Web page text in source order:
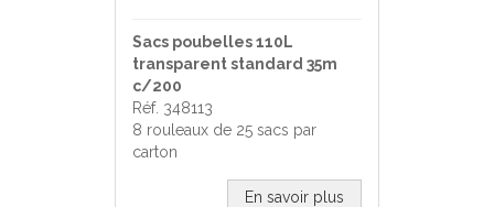
Sacs poubelles 110L
transparent standard 35m
c/200
Réf. 348113
8 rouleaux de 25 sacs par
carton
En savoir plus